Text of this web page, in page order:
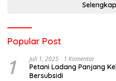
Popular Post
1 Juli 1, 2025 1 Komentar
Petani Ladang Panjang
Bersubsidi